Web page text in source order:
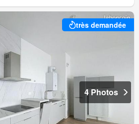
très demandée
4 Photos